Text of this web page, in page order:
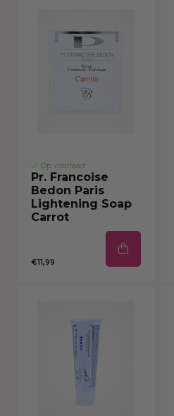
Op voorraad
Pr. Francoise
Bedon Paris
Lightening Soap
Carrot
€11,99